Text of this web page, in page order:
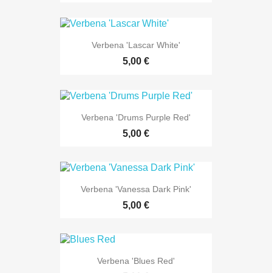
Verbena 'Lascar White'
5,00 €
Verbena 'Drums Purple Red'
5,00 €
Verbena 'Vanessa Dark Pink'
5,00 €
Verbena 'Blues Red'